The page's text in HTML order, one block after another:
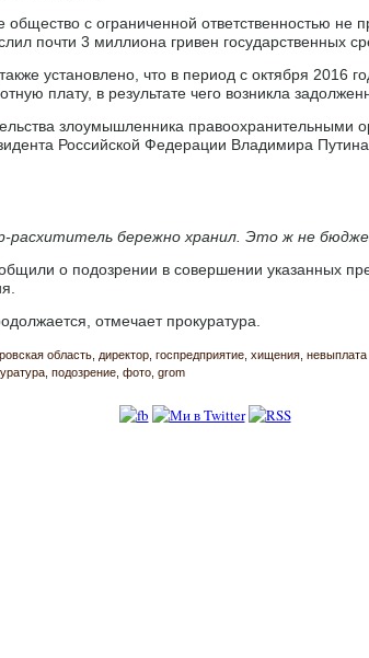
с ограниченной ответственностью не
почти 3 миллиона гривен государственных
установлено, что в период с октября 2016
плату, в результате чего возникла
злоумышленника правоохранительными
Российской Федерации Владимира Путина.
расхититель бережно хранил. Это ж не
о подозрении в совершении указанных
отмечает прокуратура.
область директор госпредприятие хищения
подозрение фото grom